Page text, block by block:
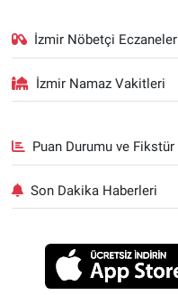
İzmir Nöbetçi Eczaneler
İzmir Namaz Vakitleri
Puan Durumu ve Fikstür
Son Dakika Haberleri